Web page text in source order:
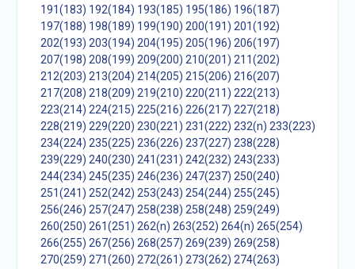
191(183) 192(184) 193(185) 195(186) 196(187)
197(188) 198(189) 199(190) 200(191) 201(192)
202(193) 203(194) 204(195) 205(196) 206(197)
207(198) 208(199) 209(200) 210(201) 211(202)
212(203) 213(204) 214(205) 215(206) 216(207)
217(208) 218(209) 219(210) 220(211) 222(213)
223(214) 224(215) 225(216) 226(217) 227(218)
228(219) 229(220) 230(221) 231(222) 232(n) 233(223)
234(224) 235(225) 236(226) 237(227) 238(228)
239(229) 240(230) 241(231) 242(232) 243(233)
244(234) 245(235) 246(236) 247(237) 250(240)
251(241) 252(242) 253(243) 254(244) 255(245)
256(246) 257(247) 258(238) 258(248) 259(249)
260(250) 261(251) 262(n) 263(252) 264(n) 265(254)
266(255) 267(256) 268(257) 269(239) 269(258)
270(259) 271(260) 272(261) 273(262) 274(263)